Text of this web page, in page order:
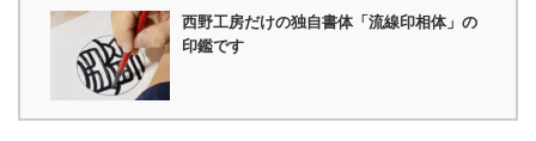
西野工房だけの独自書体「流線印相体」の
印鑑です